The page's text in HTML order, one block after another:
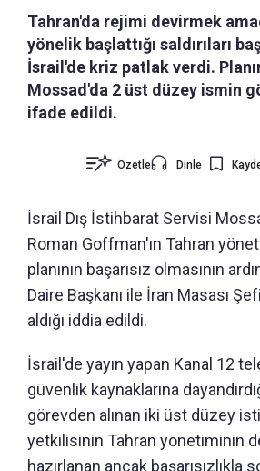
Tahran'da rejimi devirmek
yönelik başlattığı saldırıları
İsrail'de kriz patlak verdi.
Mossad'da 2 üst düzey ismin
ifade edildi.
Özetle Dinle
İsrail Dış İstihbarat Servisi
Roman Goffman'ın Tahran
planının başarısız olmasının
Daire Başkanı ile İran Masası
aldığı iddia edildi.
İsrail'de yayın yapan Kanal 12
güvenlik kaynaklarına
görevden alınan iki üst düzey
yetkilisinin Tahran yönetiminin
hazırlanan ancak başarısızlıkla